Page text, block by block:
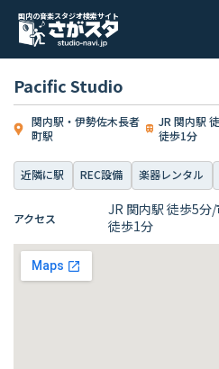
国内の音楽スタジオ検索サイト
Pacific Studio
関内駅・伊勢佐木長者
町駅
JR 関内駅
徒歩1分
近隣に駅 REC設備 楽器レンタル
アクセス
JR 関内駅 徒歩5分
徒歩1分